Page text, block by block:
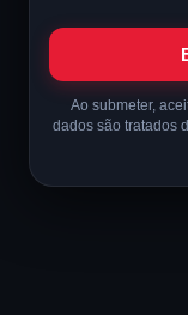
Ao submeter,
dados são tratados